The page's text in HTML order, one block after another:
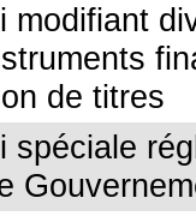
modifiant
de titres
spéciale